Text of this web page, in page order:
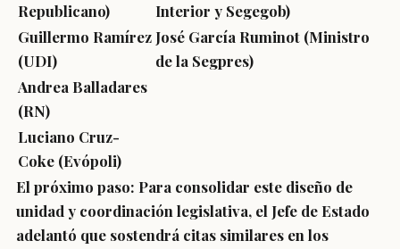
Republicano)
Interior y Segegob)
Guillermo Ramírez
(UDI)
José García Ruminot (Ministro
de la Segpres)
Andrea Balladares
(RN)
Luciano Cruz-
Coke (Evópoli)
El próximo paso: Para consolidar este diseño de
unidad y coordinación legislativa, el Jefe de Estado
adelantó que sostendrá citas similares en los